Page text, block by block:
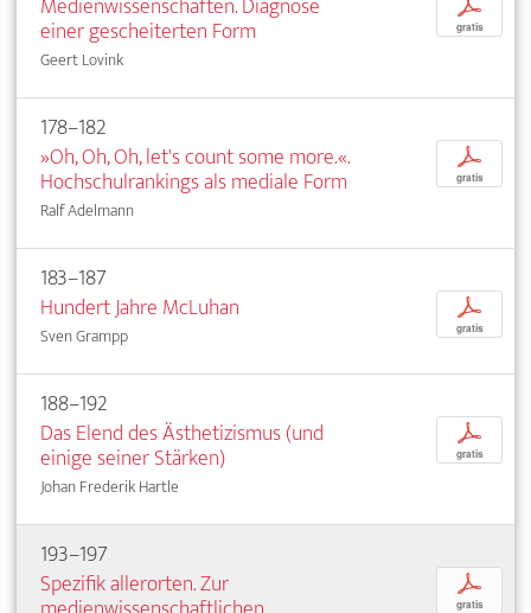
einer gescheiterten Form
Geert Lovink
p
gratis
178–182
»Oh, Oh, Oh, let's count some more.«.
Hochschulrankings als mediale Form
Ralf Adelmann
p
gratis
183–187
Hundert Jahre McLuhan
Sven Grampp
p
gratis
188–192
Das Elend des Ästhetizismus (und
einige seiner Stärken)
Johan Frederik Hartle
p
gratis
193–197
Spezifik allerorten. Zur
p
gratis